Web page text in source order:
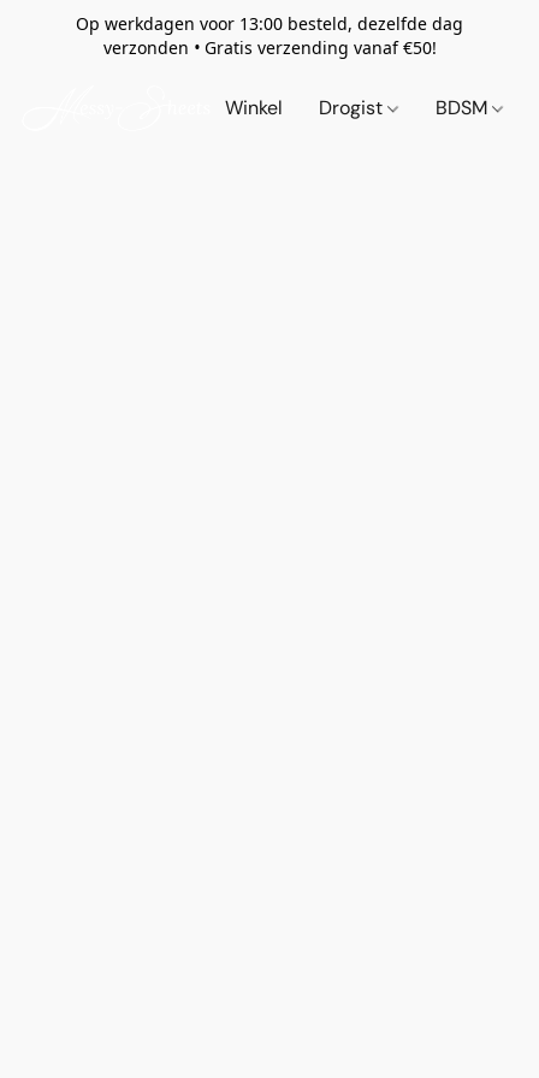
Op werkdagen voor 13:00 besteld, dezelfde dag
verzonden • Gratis verzending vanaf €50!
Winkel Drogist BDSM